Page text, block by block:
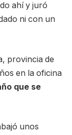
ahí y juró
ni con un
provincia de
en la oficina
que se
unos